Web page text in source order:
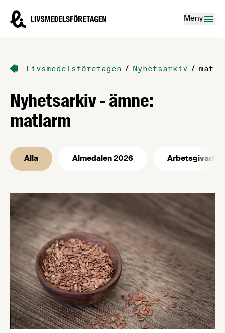
Livsmedelsföretagen – till startsidan
Meny
Livsmedelsföretagen / Nyhetsarkiv /
Nyhetsarkiv - ämne:
matlarm
Alla Almedalen 2026